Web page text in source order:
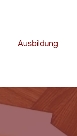
Ausbildung